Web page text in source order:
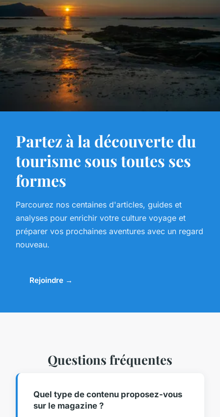
Partez à la découverte du
tourisme sous toutes ses
formes
Parcourez nos centaines d'articles, guides et
analyses pour enrichir votre culture voyage et
préparer vos prochaines aventures avec un regard
nouveau.
Rejoindre →
Questions fréquentes
Quel type de contenu proposez-vous
sur le magazine ?